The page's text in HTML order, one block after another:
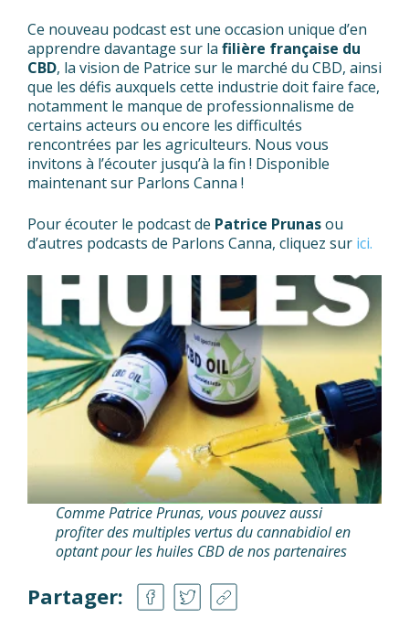
Ce nouveau podcast est une occasion unique d’en
apprendre davantage sur la filière française du
CBD, la vision de Patrice sur le marché du CBD, ainsi
que les défis auxquels cette industrie doit faire face,
notamment le manque de professionnalisme de
certains acteurs ou encore les difficultés
rencontrées par les agriculteurs. Nous vous
invitons à l’écouter jusqu’à la fin ! Disponible
maintenant sur Parlons Canna !
Pour écouter le podcast de Patrice Prunasou
d’autres podcasts de Parlons Canna, cliquez sur ici.
Comme Patrice Prunas, vous pouvez aussi
profiter des multiples vertus du cannabidiol en
optant pour les huiles CBD de nos partenaires
Partager: